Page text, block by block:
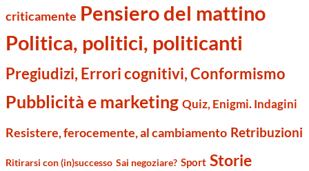
criticamente Pensiero del mattino
Politica, politici, politicanti
Pregiudizi, Errori cognitivi, Conformismo
Pubblicità e marketing Quiz, Enigmi. Indagini
Resistere, ferocemente, al cambiamento Retribuzioni
Ritirarsi con (in)successo Sai negoziare? Sport Storie